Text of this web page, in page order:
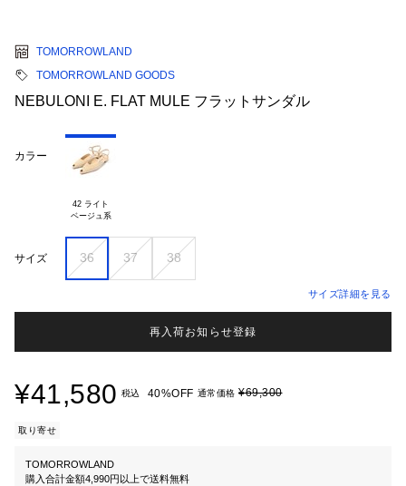
TOMORROWLAND
TOMORROWLAND GOODS
NEBULONI E. FLAT MULE フラットサンダル
カラー
42 ライト
ベージュ系
サイズ 36 37 38
サイズ詳細を見る
再入荷お知らせ登録
¥41,580 税込 40%OFF 通常価格 ¥69,300
取り寄せ
TOMORROWLAND
購入合計金額4,990円以上で送料無料